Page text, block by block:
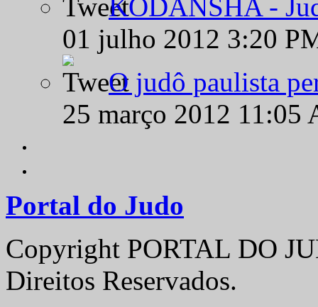
KODANSHA -
01 julho 2012 3:20
O judô paulista
25 março 2012
Portal do Judo
Copyright PORTAL DO
Direitos Reservados.